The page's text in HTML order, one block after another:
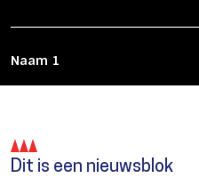
Naam 1
Dit is een nieuwsblok